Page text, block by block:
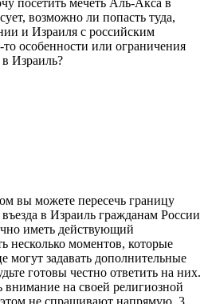
возможно ли попасть туда,
и Израиля с российским
особенности или ограничения
Израиль?
вы можете пересечь границу
в Израиль гражданам России
иметь действующий
несколько моментов, которые
могут задавать дополнительные
готовы честно ответить на них.
внимание на своей религиозной
не спрашивают напрямую. 3.